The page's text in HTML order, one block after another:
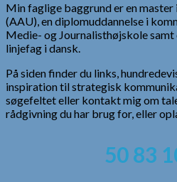
Min faglige baggrund er en
(AAU), en diplomuddannelse i
Medie- og Journalisthøjskole
linjefag i dansk.
På siden finder du links,
inspiration til strategisk
søgefeltet eller kontakt mig om
rådgivning du har brug for, eller
50 83